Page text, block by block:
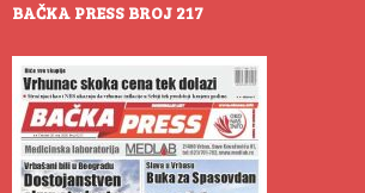
BAČKA PRESS BROJ 217